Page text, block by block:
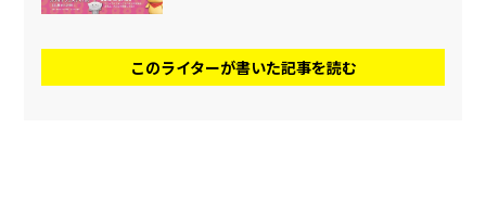
このライターが書いた記事を読む